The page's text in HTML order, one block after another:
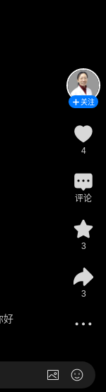
好
关注
4
评论
3
3